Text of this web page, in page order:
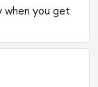
when you get